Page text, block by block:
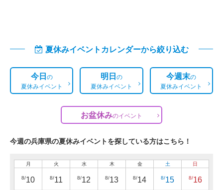
夏休みイベントカレンダーから絞り込む
今日の
夏休みイベント
明日の
夏休みイベント
今週末の
夏休みイベント
お盆休みのイベント
今週の兵庫県の夏休みイベントを探している方はこちら！
月
8/10
火
8/11
水
8/12
木
8/13
金
8/14
土
8/15
日
8/16